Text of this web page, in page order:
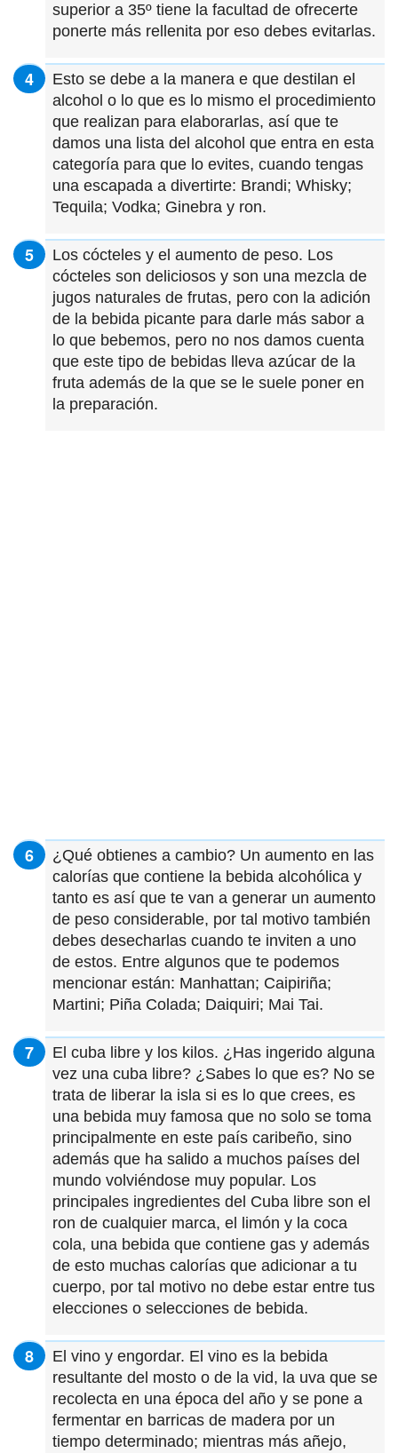
superior a 35º tiene la facultad de ofrecerte
ponerte más rellenita por eso debes evitarlas.
Esto se debe a la manera e que destilan el
alcohol o lo que es lo mismo el procedimiento
que realizan para elaborarlas, así que te
damos una lista del alcohol que entra en esta
categoría para que lo evites, cuando tengas
una escapada a divertirte: Brandi; Whisky;
Tequila; Vodka; Ginebra y ron.
Los cócteles y el aumento de peso. Los
cócteles son deliciosos y son una mezcla de
jugos naturales de frutas, pero con la adición
de la bebida picante para darle más sabor a
lo que bebemos, pero no nos damos cuenta
que este tipo de bebidas lleva azúcar de la
fruta además de la que se le suele poner en
la preparación.
¿Qué obtienes a cambio? Un aumento en las
calorías que contiene la bebida alcohólica y
tanto es así que te van a generar un aumento
de peso considerable, por tal motivo también
debes desecharlas cuando te inviten a uno
de estos. Entre algunos que te podemos
mencionar están: Manhattan; Caipiriña;
Martini; Piña Colada; Daiquiri; Mai Tai.
El cuba libre y los kilos. ¿Has ingerido alguna
vez una cuba libre? ¿Sabes lo que es? No se
trata de liberar la isla si es lo que crees, es
una bebida muy famosa que no solo se toma
principalmente en este país caribeño, sino
además que ha salido a muchos países del
mundo volviéndose muy popular. Los
principales ingredientes del Cuba libre son el
ron de cualquier marca, el limón y la coca
cola, una bebida que contiene gas y además
de esto muchas calorías que adicionar a tu
cuerpo, por tal motivo no debe estar entre tus
elecciones o selecciones de bebida.
El vino y engordar. El vino es la bebida
resultante del mosto o de la vid, la uva que se
recolecta en una época del año y se pone a
fermentar en barricas de madera por un
tiempo determinado; mientras más añejo,